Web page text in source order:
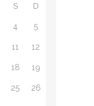
S D
4 5
11 12
18 19
25 26